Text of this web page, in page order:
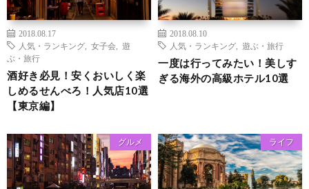
2018.08.17
人気・ランキング
女子会
遊
ぶ・旅行
酒好き必見！安くおいしく楽
しめるせんべろ！人気店10選
【東京編】
2018.08.10
人気・ランキング
遊ぶ・旅行
一度は行ってみたい！美しす
ぎる海外の高級ホテル10選
グルメ ライフ